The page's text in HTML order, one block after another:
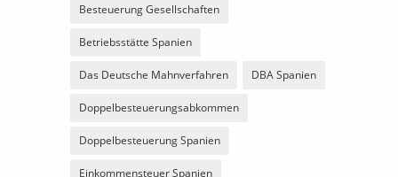
Besteuerung Gesellschaften
Betriebsstätte Spanien
Das Deutsche Mahnverfahren DBA Spanien
Doppelbesteuerungsabkommen
Doppelbesteuerung Spanien
Einkommensteuer Spanien